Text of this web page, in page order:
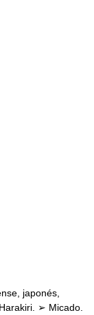
japonés,
➢ Micado.